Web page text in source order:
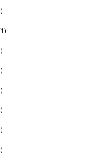
(1)